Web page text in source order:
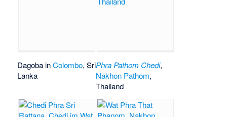
Dagoba inColombo, Sri
Lanka
Phra Pathom Chedi,
Nakhon Pathom,
Thailand